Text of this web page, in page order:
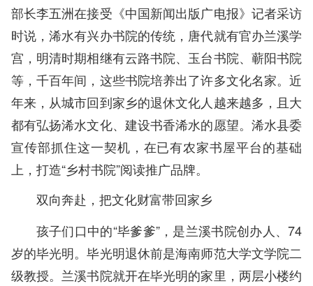
部长李五洲在接受《中国新闻出版广电报》记者采访
时说，浠水有兴办书院的传统，唐代就有官办兰溪学
宫，明清时期相继有云路书院、玉台书院、蕲阳书院
等，千百年间，这些书院培养出了许多文化名家。近
年来，从城市回到家乡的退休文化人越来越多，且大
都有弘扬浠水文化、建设书香浠水的愿望。浠水县委
宣传部抓住这一契机，在已有农家书屋平台的基础
上，打造“乡村书院”阅读推广品牌。
双向奔赴，把文化财富带回家乡
孩子们口中的“毕爹爹”，是兰溪书院创办人、74
岁的毕光明。毕光明退休前是海南师范大学文学院二
级教授。兰溪书院就开在毕光明的家里，两层小楼约